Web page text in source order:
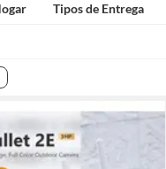
Tipos de Entrega